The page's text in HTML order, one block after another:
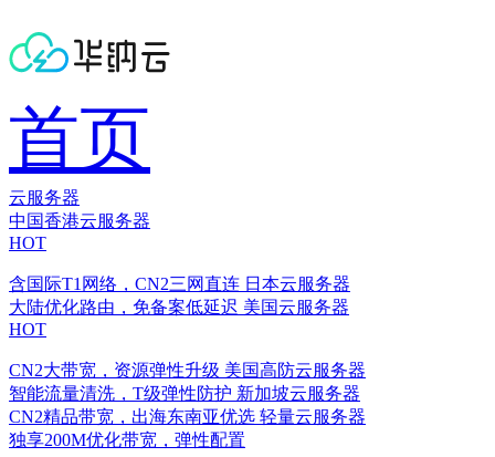
首页
云服务器
中国香港云服务器
HOT
含国际T1网络，CN2三网直连 日本云服务器
大陆优化路由，免备案低延迟 美国云服务器
HOT
CN2大带宽，资源弹性升级 美国高防云服务器
智能流量清洗，T级弹性防护 新加坡云服务器
CN2精品带宽，出海东南亚优选 轻量云服务器
独享200M优化带宽，弹性配置